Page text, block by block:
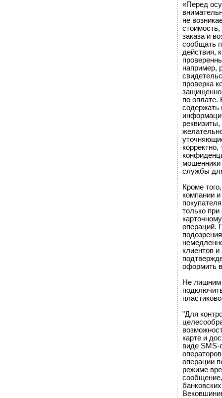
«Перед
не
заказа и
сообщать
действия,
например,
проверка
по оплате.
содержать
корректно,
мошенники
службы
Кроме
компании
только
операций.
клиентов
оформить
Не лишним
"Для
карте и
виде
операции
режиме